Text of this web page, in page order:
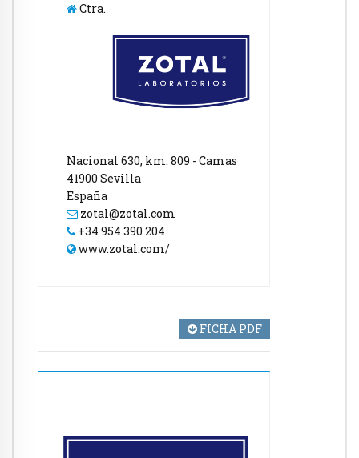
Ctra.
Nacional 630, km. 809 - Camas
41900 Sevilla
España
zotal@zotal.com
+34 954 390 204
www.zotal.com/
FICHA PDF